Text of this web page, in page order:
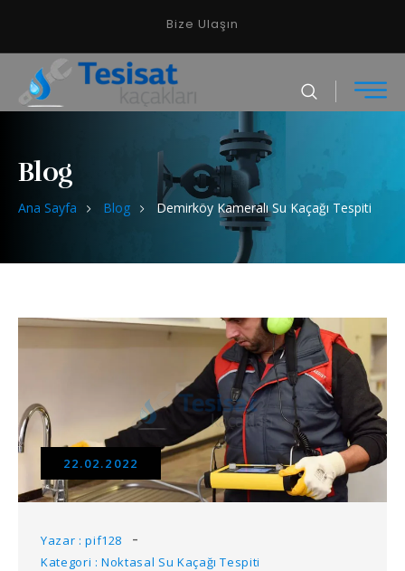
Bize Ulaşın
Blog
Ana Sayfa Blog Demirköy Kameralı Su Kaçağı Tespiti
22.02.2022
Yazar : pif128
Kategori : Noktasal Su Kaçağı Tespiti